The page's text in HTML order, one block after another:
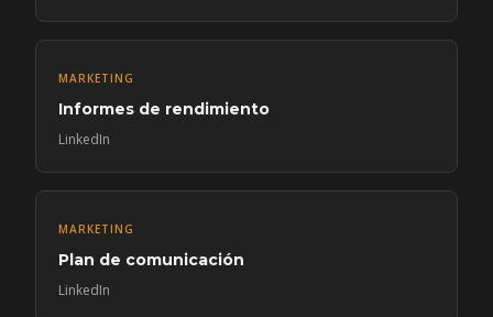
MARKETING
Informes de rendimiento
LinkedIn
MARKETING
Plan de comunicación
LinkedIn